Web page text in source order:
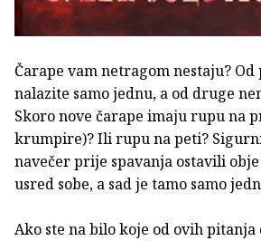
Čarape vam netragom nestaju?
nalazite samo jednu, a od druge
Skoro nove čarape imaju rupu na
krumpire)? Ili rupu na peti?
navečer prije spavanja ostavili
usred sobe, a sad je tamo samo
Ako ste na bilo koje od ovih